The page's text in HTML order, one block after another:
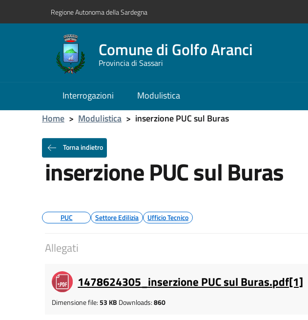
Regione Autonoma della Sardegna
Comune di Golfo Aranci
Provincia di Sassari
Interrogazioni
Modulistica
Home > Modulistica > inserzione PUC sul Buras
Torna indietro
inserzione PUC sul Buras
PUC Settore Edilizia Ufficio Tecnico
Allegati
1478624305_inserzione PUC sul Buras.pdf[1]
Dimensione file:53 KB Downloads:860